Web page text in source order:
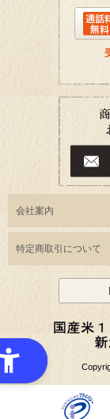
会社案内
特定商取引について